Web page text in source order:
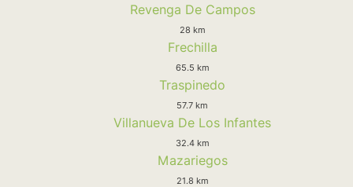
Revenga De Campos
28 km
Frechilla
65.5 km
Traspinedo
57.7 km
Villanueva De Los Infantes
32.4 km
Mazariegos
21.8 km